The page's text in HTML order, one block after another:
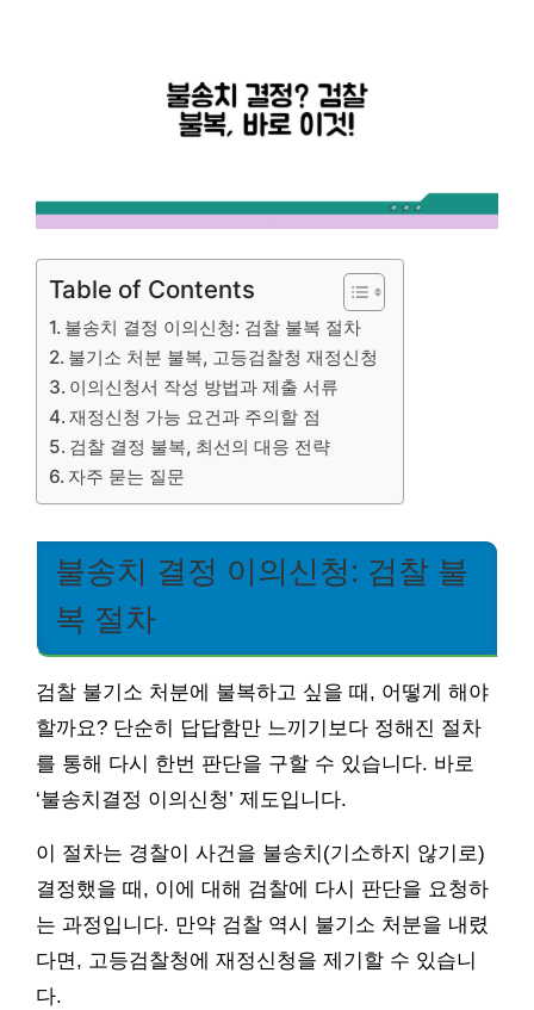
Table of Contents
불송치 결정 이의신청: 검찰 불복 절차
불기소 처분 불복, 고등검찰청 재정신청
이의신청서 작성 방법과 제출 서류
재정신청 가능 요건과 주의할 점
검찰 결정 불복, 최선의 대응 전략
자주 묻는 질문
불송치 결정 이의신청: 검찰 불
복 절차
검찰 불기소 처분에 불복하고 싶을 때, 어떻게 해야
할까요? 단순히 답답함만 느끼기보다 정해진 절차
를 통해 다시 한번 판단을 구할 수 있습니다. 바로
‘불송치결정 이의신청’ 제도입니다.
이 절차는 경찰이 사건을 불송치(기소하지 않기로)
결정했을 때, 이에 대해 검찰에 다시 판단을 요청하
는 과정입니다. 만약 검찰 역시 불기소 처분을 내렸
다면, 고등검찰청에 재정신청을 제기할 수 있습니
다.